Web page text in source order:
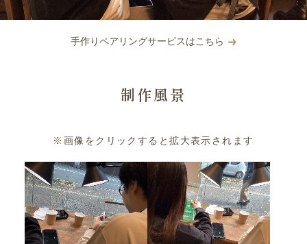
手作りペアリングサービスはこちら
制作風景
※画像をクリックすると拡大表示されます